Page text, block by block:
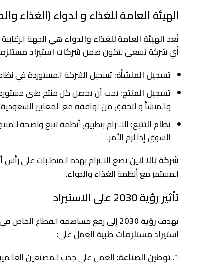
الهيئة العامة للغذاء والدواء (الغذاء
تُعدالهيئة العامة للغذاء والدواءهي الجهة
أي شركة تسعى لتكون ضمنشركات استيراد
تسجيل المنشأة:تسجيل الشركة المستوردة في
تسجيل المنتج:يجب أن يحصل كل منتج طبي مستورد
والمنشأ والتحقق من توافقه مع المعايير السعودية.
نظام التتبع: الالتزام بتطبيق أنظمة تتبع واضحة
السوق إذا لزم الأمر.
شركة تالا لاينتضع الالتزام بهذه المتطلبات على
المستمر مع أنظمة الغذاء والدواء.
تأثير رؤية 2030 على الاستيراد
تهدفرؤية 2030 إلى رفع مساهمة القطاع الخاص
استيراد مستلزمات طبية العمل على:
توطين الصناعة: العمل على جذب المصنعين